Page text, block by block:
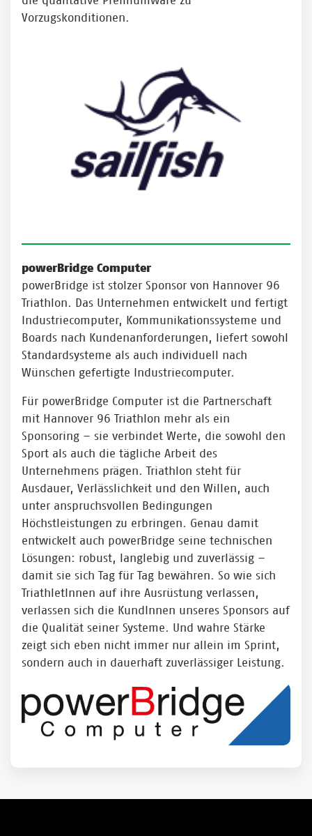
Vorzugskonditionen.
powerBridge Computer
powerBridge ist stolzer Sponsor von Hannover 96
Triathlon. Das Unternehmen entwickelt und fertigt
Industriecomputer, Kommunikationssysteme und
Boards nach Kundenanforderungen, liefert sowohl
Standardsysteme als auch individuell nach
Wünschen gefertigte Industriecomputer.
Für powerBridge Computer ist die Partnerschaft
mit Hannover 96 Triathlon mehr als ein
Sponsoring – sie verbindet Werte, die sowohl den
Sport als auch die tägliche Arbeit des
Unternehmens prägen. Triathlon steht für
Ausdauer, Verlässlichkeit und den Willen, auch
unter anspruchsvollen Bedingungen
Höchstleistungen zu erbringen. Genau damit
entwickelt auch powerBridge seine technischen
Lösungen: robust, langlebig und zuverlässig –
damit sie sich Tag für Tag bewähren. So wie sich
TriathletInnen auf ihre Ausrüstung verlassen,
verlassen sich die KundInnen unseres Sponsors auf
die Qualität seiner Systeme. Und wahre Stärke
zeigt sich eben nicht immer nur allein im Sprint,
sondern auch in dauerhaft zuverlässiger Leistung.